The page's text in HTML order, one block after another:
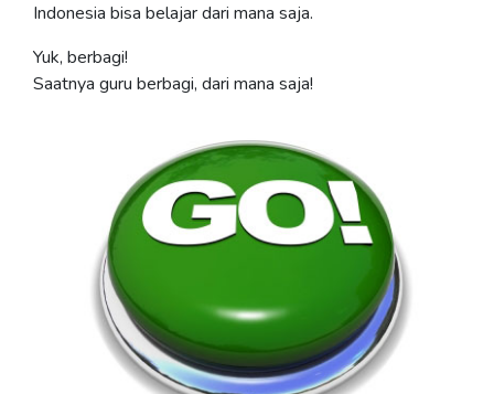
Indonesia bisa belajar dari mana saja.
Yuk, berbagi!
Saatnya guru berbagi, dari mana saja!